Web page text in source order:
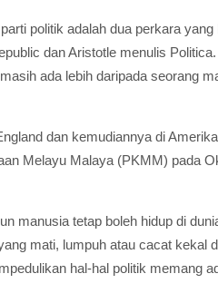
politik adalah dua perkara
dan Aristotle menulis
ada lebih daripada seorang
dan kemudiannya di
Melayu Malaya (PKMM) pada
manusia tetap boleh hidup di
mati, lumpuh atau cacat kekal
hal-hal politik memang